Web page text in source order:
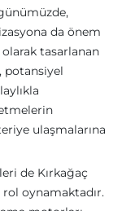
da önem
tasarlanan
potansiyel
ulaşmalarına
de Kırkağaç
rol oynamaktadır.